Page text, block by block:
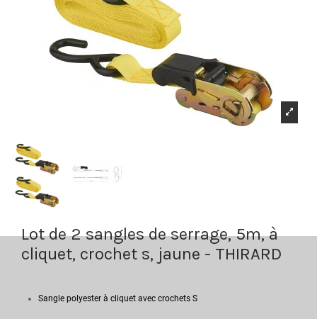
Lot de 2 sangles de serrage, 5m, à
cliquet, crochet s, jaune - THIRARD
Sangle polyester à cliquet avec crochets S